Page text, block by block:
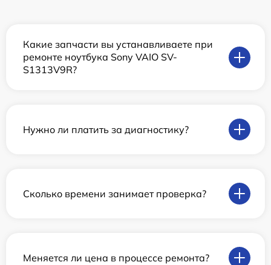
Какие запчасти вы устанавливаете при
ремонте ноутбука Sony VAIO SV-
S1313V9R?
Нужно ли платить за диагностику?
Сколько времени занимает проверка?
Меняется ли цена в процессе ремонта?